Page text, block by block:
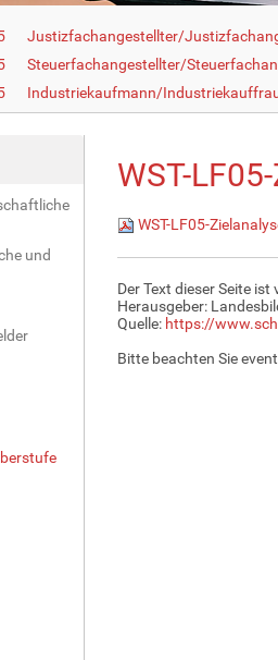
Justizfachangestellter/
Steuerfachangestellter/
Industriekaufmann/
und
WST-
WST-LF05-
Der Text dieser Seite
Herausgeber:
Quelle: https://
Bitte beachten Sie